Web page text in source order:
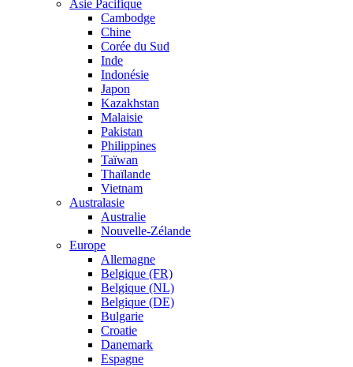
Asie Pacifique
Cambodge
Chine
Corée du Sud
Inde
Indonésie
Japon
Kazakhstan
Malaisie
Pakistan
Philippines
Taïwan
Thaïlande
Vietnam
Australasie
Australie
Nouvelle-Zélande
Europe
Allemagne
Belgique (FR)
Belgique (NL)
Belgique (DE)
Bulgarie
Croatie
Danemark
Espagne